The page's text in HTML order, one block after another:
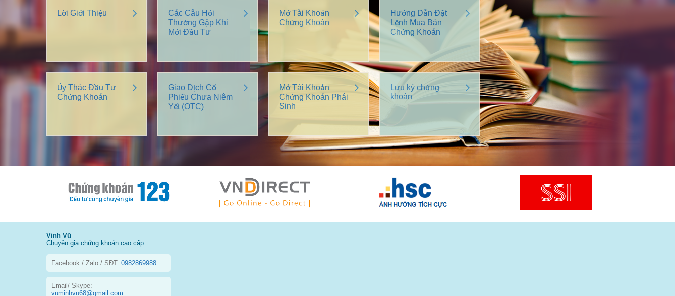
Lời Giới Thiệu
Các Câu Hỏi
Thường Gặp Khi
Mới Đầu Tư
Mở Tài Khoản
Chứng Khoán
Hướng Dẫn Đặt
Lệnh Mua Bán
Chứng Khoán
Ủy Thác Đầu Tư
Chứng Khoán
Giao Dịch Cổ
Phiếu Chưa Niêm
Yết (OTC)
Mở Tài Khoản
Chứng Khoán Phái
Sinh
Lưu ký chứng
khoán
Vinh Vũ
Chuyên gia chứng khoán cao cấp
Facebook / Zalo / SĐT: 0982869988
Email/ Skype:
vuminhvu68@gmail.com